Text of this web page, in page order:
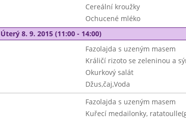
Cereální kroužky
Ochucené mléko
Úterý 8. 9. 2015 (11:00 - 14:00)
Fazolajda s uzeným masem
Králičí rizoto se zeleninou a
Okurkový salát
Džus,čaj,Voda
Fazolajda s uzeným masem
Kuřecí medailonky,